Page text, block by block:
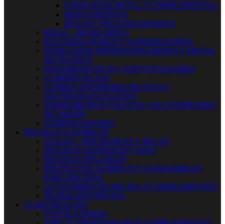
CONJUNTOS METAL Y COMPLEMENTOS
MESAS RESINAS
SILLAS Y SILLONES RESINAS
RIEGO - MICRO RIEGO
PULVERIZADORES Y VAPORIZADORES
SEMILLEROS MINIINVERNADEROS Y MESAS
DE CULTIVO
MATAMOSQUITOS Y AHUYENTADORES
CAMPING-PLAYA
LÁMINA ANTIHIERBA MANTAS Y
GEOTÉXTILES CULTIVO
TERMOMETROS VELETAS Y PLUVIÓMETROS
DE JARDÍN
COMPOSTADORES
PISCINAS Y QUIMICOS
JUEGOS - HINCHABLES Y RELAX
PISCINAS SUPERFICIE Y SPAS
PISCINAS INFLABLES
PRODUCTOS QUIMICOS Y CONSUMIBLES
PARA PISCINAS
ACCESORIOS DE PISCINA Y COMPLEMENTOS
FILTRACION PISCINA
CLIMATIZACION
VENTILADORES